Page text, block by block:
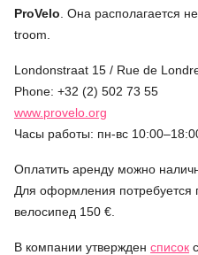
ProVelo . Она располагается
troom.
Londonstraat 15 / Rue de
Phone: +32 (2) 502 73 55
www.provelo.org
Часы работы: пн-вс
Оплатить аренду можно
Для оформления потребуется
велосипед 150 €.
В компании утвержден список